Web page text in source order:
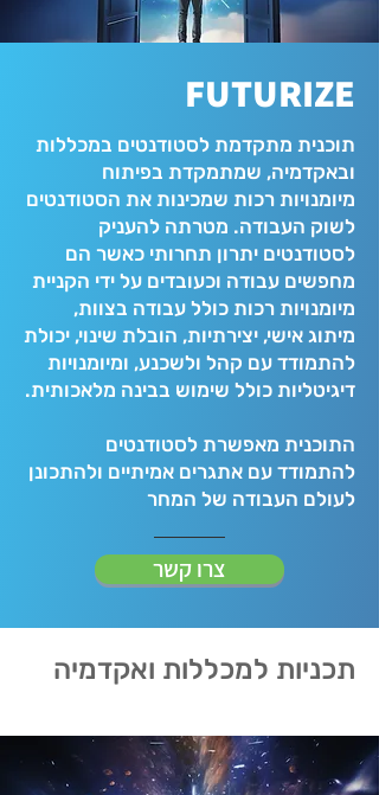
FUTURIZE
תוכנית מתקדמת לסטודנטים במכללות
ובאקדמיה, שמתמקדת בפיתוח
מיומנויות רכות שמכינות את הסטודנטים
לשוק העבודה. מטרתה להעניק
לסטודנטים יתרון תחרותי כאשר הם
מחפשים עבודה וכעובדים על ידי הקניית
מיומנויות רכות כולל עבודה בצוות,
מיתוג אישי, יצירתיות, הובלת שינוי, יכולת
להתמודד עם קהל ולשכנע, ומיומנויות
דיגיטליות כולל שימוש בבינה מלאכותית.
התוכנית מאפשרת לסטודנטים
להתמודד עם אתגרים אמיתיים ולהתכונן
לעולם העבודה של המחר
צרו קשר
תכניות למכללות ואקדמיה